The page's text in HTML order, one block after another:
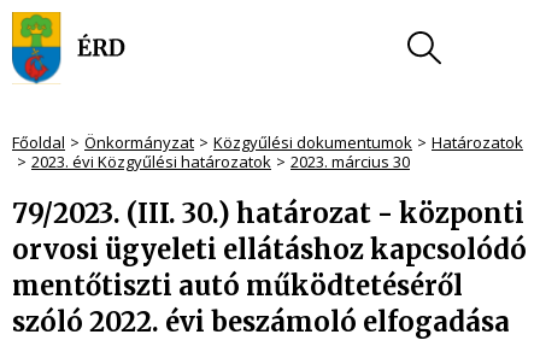
Főoldal Önkormányzat Közgyűlési dokumentumok
Határozatok
2023. évi Közgyűlési határozatok
2023. március 30
79/2023. (III. 30.) határozat - központi
orvosi ügyeleti ellátáshoz kapcsolódó
mentőtiszti autó működtetéséről
szóló 2022. évi beszámoló elfogadása